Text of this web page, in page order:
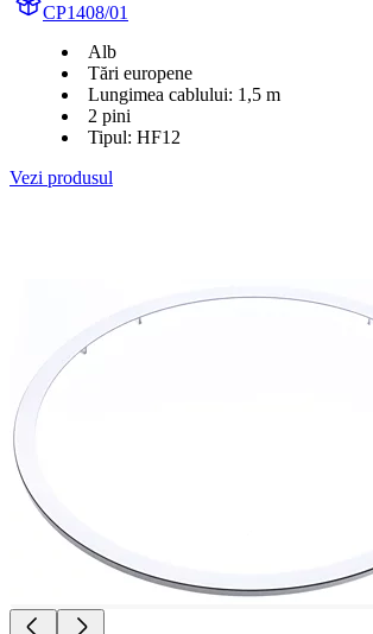
CP1408/01
Alb
Tări europene
Lungimea cablului: 1,5 m
2 pini
Tipul: HF12
Vezi produsul